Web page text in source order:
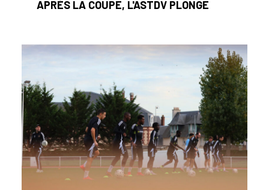
APRÈS LA COUPE, L'ASTDV PLONGE